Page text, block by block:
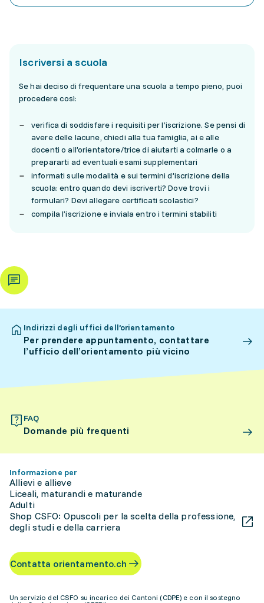
Iscriversi a scuola
Se hai deciso di frequentare una scuola a tempo pieno, puoi
procedere così:
verifica di soddisfare i requisiti per l’iscrizione. Se pensi di
avere delle lacune, chiedi alla tua famiglia, ai e alle
docenti o all’orientatore/trice di aiutarti a colmarle o a
prepararti ad eventuali esami supplementari
informati sulle modalità e sui termini d’iscrizione della
scuola: entro quando devi iscriverti? Dove trovi i
formulari? Devi allegare certificati scolastici?
compila l’iscrizione e inviala entro i termini stabiliti
Indirizzi degli uffici dell’orientamento
Per prendere appuntamento, contattare
l’ufficio dell’orientamento più vicino
FAQ
Domande più frequenti
Informazione per
Allievi e allieve
Liceali, maturandi e maturande
Adulti
Shop CSFO: Opuscoli per la scelta della professione,
degli studi e della carriera
Contatta orientamento.ch
Un servizio del CSFO su incarico dei Cantoni (CDPE) e con il sostegno